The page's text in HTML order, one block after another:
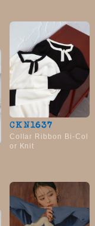
CKN1637
Collar Ribbon Bi-Col
or Knit